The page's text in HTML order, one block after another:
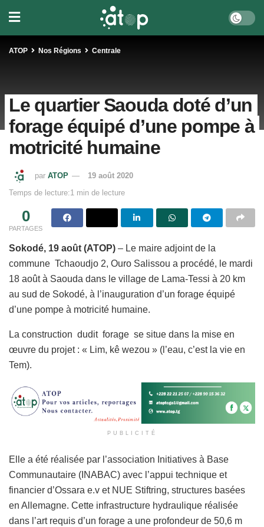
ATOP Nos Régions Centrale
Le quartier Saouda doté d’un
forage équipé d’une pompe à
motricité humaine
par ATOP
19 août 2020
Temps de lecture:1 min de lecture
0
PARTAGES
Sokodé, 19 août (ATOP) – Le maire adjoint de la
commune Tchaoudjo 2, Ouro Salissou a procédé, le mardi
18 août à Saouda dans le village de Lama-Tessi à 20 km
au sud de Sokodé, à l’inauguration d’un forage équipé
d’une pompe à motricité humaine.
La construction dudit forage se situe dans la mise en
œuvre du projet : « Lim, kê wezou » (l’eau, c’est la vie en
Tem).
PUBLICITÉ
Elle a été réalisée par l’association Initiatives à Base
Communautaire (INABAC) avec l’appui technique et
financier d’Ossara e.v et NUE Stiftring, structures basées
en Allemagne. Cette infrastructure hydraulique réalisée
dans l’art requis d’un forage a une profondeur de 50,6 m